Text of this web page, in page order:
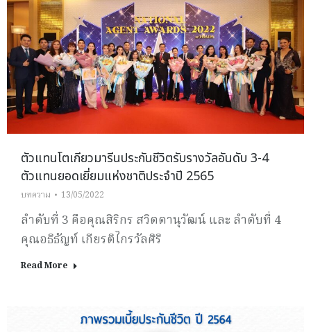
ตัวแทนโตเกียวมารีนประกันชีวิตรับรางวัลอันดับ 3-4
ตัวแทนยอดเยี่ยมแห่งชาติประจำปี 2565
บทความ 13/05/2022
ลำดับที่ 3 คือคุณสิริกร สวิตตานุวัฒน์ และ ลำดับที่ 4
คุณอธิธัญท์ เกียรติไกรวัลศิริ
Read More